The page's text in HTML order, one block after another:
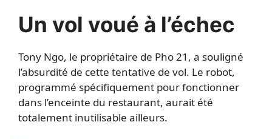
Un vol voué à l’échec
Tony Ngo, le propriétaire de Pho 21, a souligné
l’absurdité de cette tentative de vol. Le robot,
programmé spécifiquement pour fonctionner
dans l’enceinte du restaurant, aurait été
totalement inutilisable ailleurs.